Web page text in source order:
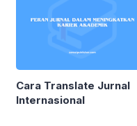
Cara Translate Jurnal
Internasional